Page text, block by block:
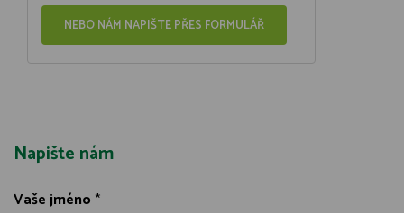
NEBO NÁM NAPIŠTE PŘES FORMULÁŘ
Napište nám
Vaše jméno *